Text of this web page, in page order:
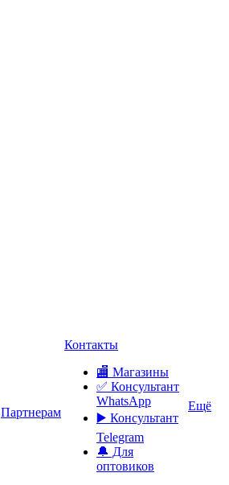
Партнерам
Контакты
🏬 Магазины
✅️ Консультант
WhatsApp
▶️ Консультант
Telegram
🔔 Для
оптовиков
Ещё